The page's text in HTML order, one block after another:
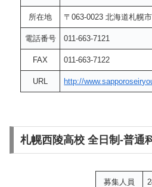
所在地 〒063-0023 北海道札幌
電話番号 011-663-7121
FAX 011-663-7122
URL http://
札幌西陵高校 全日制-普通
募集人員